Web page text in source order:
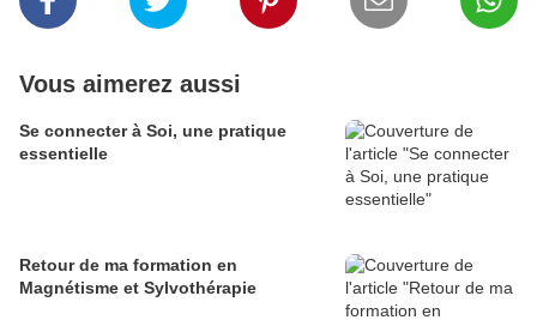
Vous aimerez aussi
Se connecter à Soi, une pratique
essentielle
Retour de ma formation en
Magnétisme et Sylvothérapie